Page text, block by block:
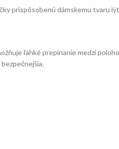
prispôsobenú dámskemu tvaru
ľahké prepínanie medzi